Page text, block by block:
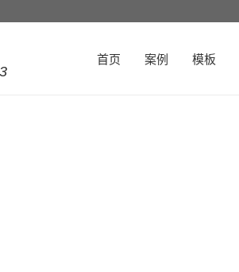
首页 案例 模板